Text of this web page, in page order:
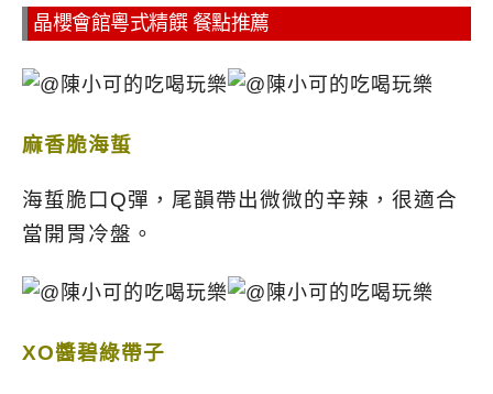
晶櫻會館粵式精饌 餐點推薦
麻香脆海蜇
海蜇脆口Q彈，尾韻帶出微微的辛辣，很適合
當開胃冷盤。
XO醬碧綠帶子